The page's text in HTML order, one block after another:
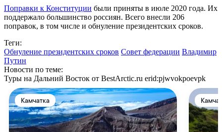
Поправки к Конституции были приняты в июле 2020 года. Их
поддержало большинство россиян. Всего внесли 206
поправок, в том числе и обнуление президентских сроков.
Теги:
Обнуление президентских сроков Совет федерации Владимир
Путин
Новости по теме:
Туры на Дальний Восток от BestArctic.ru erid:pjwvokpoevpk